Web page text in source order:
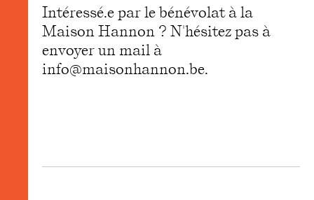
Intéressé.e par le bénévolat à la
Maison Hannon ? N'hésitez pas à
envoyer un mail à
info@maisonhannon.be.